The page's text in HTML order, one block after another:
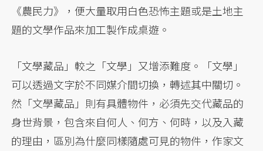
《農民力》，便大量取用白色恐怖主題或是土地主
題的文學作品來加工製作成桌遊。
「文學藏品」較之「文學」又增添難度。「文學」
可以透過文字於不同媒介間切換，轉述其中關切。
然「文學藏品」則有具體物件，必須先交代藏品的
身世背景，包含來自何人、何方、何時，以及入藏
的理由，區別為什麼同樣隨處可見的物件，作家文